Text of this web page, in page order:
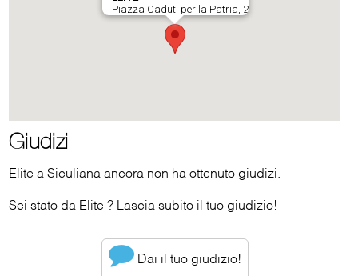
Giudizi
Elite a Siculiana ancora non ha ottenuto giudizi.
Sei stato da Elite ? Lascia subito il tuo giudizio!
Dai il tuo giudizio!